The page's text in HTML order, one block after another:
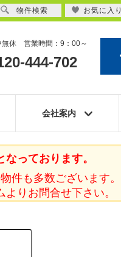
無休 営業時間：9：00～
444-702
会社案内
っております。
件も多数ございます。
りお問合せ下さい。
物件検索 お気に入り